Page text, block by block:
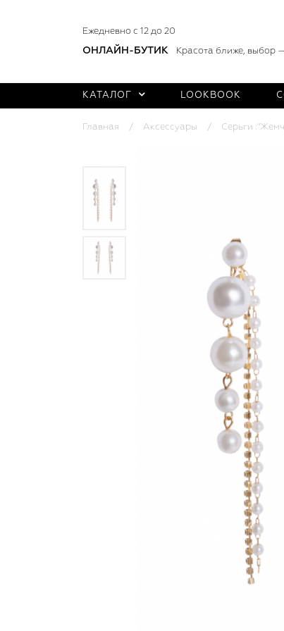
Ежедневно с 12 до 20
ОНЛАЙН-БУТИК Красота ближе, выбор
КАТАЛОГ LOOKBOOK
Главная Аксессуары Серьги